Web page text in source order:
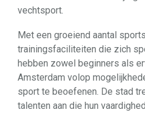
vechtsport.
Met een groeiend aantal
trainingsfaciliteiten die zich
hebben zowel beginners als
Amsterdam volop
sport te beoefenen. De stad
talenten aan die hun